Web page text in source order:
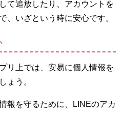
て追放したり、アカウントを
、いざという時に安心です。
リ上では、安易に個人情報を
ょう。
報を守るために、LINEのアカ